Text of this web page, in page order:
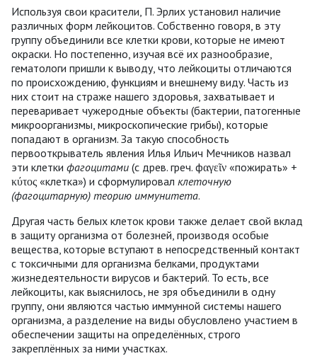
Используя свои красители, П. Эрлих установил наличие
различных форм лейкоцитов. Собственно говоря, в эту
группу объединили все клетки крови, которые не имеют
окраски. Но постепенно, изучая всё их разнообразие,
гематологи пришли к выводу, что лейкоциты отличаются
по происхождению, функциям и внешнему виду. Часть из
них стоит на страже нашего здоровья, захватывает и
переваривает чужеродные объекты (бактерии, патогенные
микроорганизмы, микроскопические грибы), которые
попадают в организм. За такую способность
первооткрыватель явления Илья Ильич Мечников назвал
эти клетки фагоцитами (с древ. греч. фαγεῖν «пожирать» +
κύτος «клетка») и сформулировал клеточную
(фагоцитарную) теорию иммунитета.
Другая часть белых клеток крови также делает свой вклад
в защиту организма от болезней, производя особые
вещества, которые вступают в непосредственный контакт
с токсичными для организма белками, продуктами
жизнедеятельности вирусов и бактерий. То есть, все
лейкоциты, как выяснилось, не зря объединили в одну
группу, они являются частью иммунной системы нашего
организма, а разделение на виды обусловлено участием в
обеспечении защиты на определённых, строго
закреплённых за ними участках.